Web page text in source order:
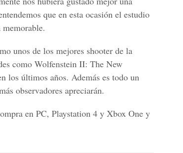
que en esta ocasión el estudio
memorable.
unos de los mejores shooter de la
como Wolfenstein II: The New
los últimos años. Además es todo un
observadores apreciarán.
en PC, Playstation 4 y Xbox One y